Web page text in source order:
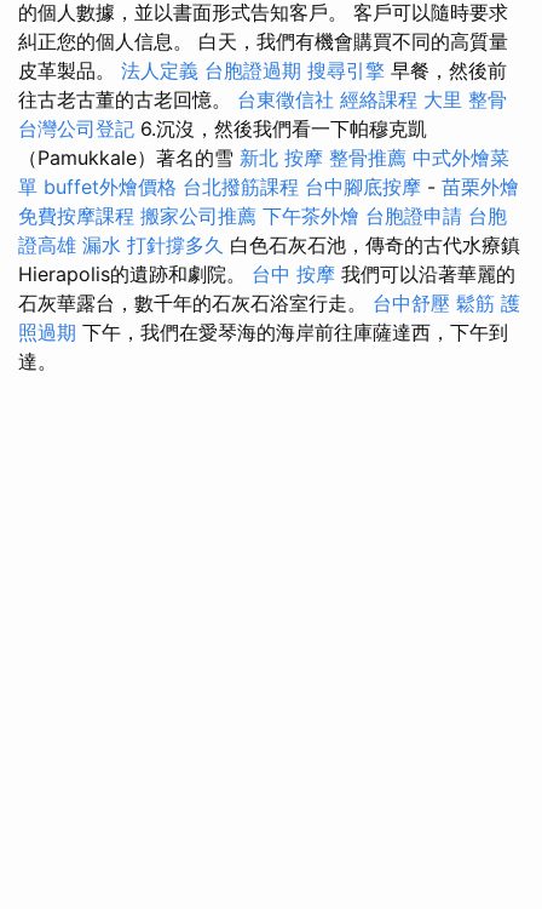
的個人數據，並以書面形式告知客戶。 客戶可以隨時要求
糾正您的個人信息。 白天，我們有機會購買不同的高質量
皮革製品。 法人定義 台胞證過期 搜尋引擎 早餐，然後前
往古老古董的古老回憶。 台東徵信社 經絡課程 大里 整骨
台灣公司登記 6.沉沒，然後我們看一下帕穆克凱
（Pamukkale）著名的雪 新北 按摩 整骨推薦 中式外燴菜
單 buffet外燴價格 台北撥筋課程 台中腳底按摩 - 苗栗外燴
免費按摩課程 搬家公司推薦 下午茶外燴 台胞證申請 台胞
證高雄 漏水 打針撐多久 白色石灰石池，傳奇的古代水療鎮
Hierapolis的遺跡和劇院。 台中 按摩 我們可以沿著華麗的
石灰華露台，數千年的石灰石浴室行走。 台中舒壓 鬆筋 護
照過期 下午，我們在愛琴海的海岸前往庫薩達西，下午到
達。